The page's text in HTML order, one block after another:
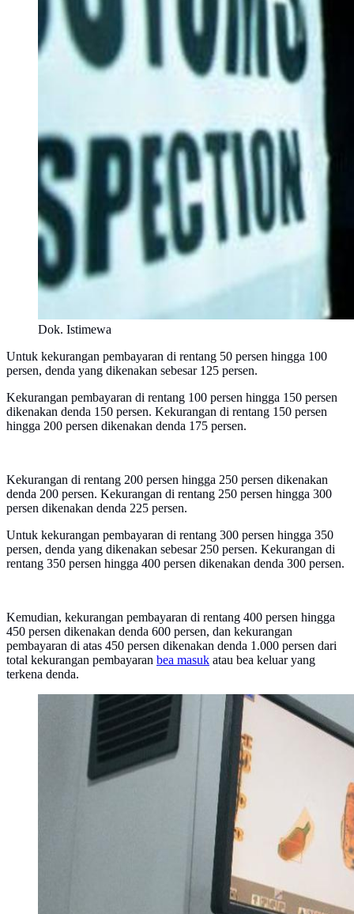
Dok. Istimewa
Untuk kekurangan pembayaran di rentang 50 persen hingga 100
persen, denda yang dikenakan sebesar 125 persen.
Kekurangan pembayaran di rentang 100 persen hingga 150 persen
dikenakan denda 150 persen. Kekurangan di rentang 150 persen
hingga 200 persen dikenakan denda 175 persen.
Kekurangan di rentang 200 persen hingga 250 persen dikenakan
denda 200 persen. Kekurangan di rentang 250 persen hingga 300
persen dikenakan denda 225 persen.
Untuk kekurangan pembayaran di rentang 300 persen hingga 350
persen, denda yang dikenakan sebesar 250 persen. Kekurangan di
rentang 350 persen hingga 400 persen dikenakan denda 300 persen.
Kemudian, kekurangan pembayaran di rentang 400 persen hingga
450 persen dikenakan denda 600 persen, dan kekurangan
pembayaran di atas 450 persen dikenakan denda 1.000 persen dari
total kekurangan pembayaran bea masuk atau bea keluar yang
terkena denda.